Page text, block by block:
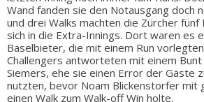
Wand fanden sie den Notausgang doch
und drei Walks machten die Zürcher
sich in die Extra-Innings. Dort waren es
Baselbieter, die mit einem Run
Challengers antworteten mit einem Bunt
Siemers, ehe sie einen Error der Gäste
nutzten, bevor Noam Blickenstorfer mit
einen Walk zum Walk-off Win holte.